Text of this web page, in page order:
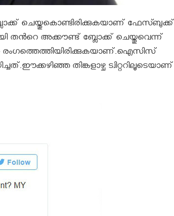
ചെയ്തുകൊണ്ടിരിക്കുകയാണ് ഫേസ്ബുക്ക്
തന്‍റെ അക്കൗണ്ട്‌ ബ്ലോക്ക്‌ ചെയ്തുവെന്ന്‍
രംഗത്തെത്തിയിരിക്കുകയാണ്.ഐസിസ്
തിങ്കളാഴ്ച ട്വിറ്ററിലൂടെയാണ്